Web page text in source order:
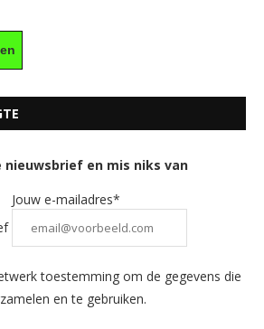
nieuwsbrief en mis niks van
Jouw e-mailadres*
toestemming om de gegevens die
en te gebruiken.